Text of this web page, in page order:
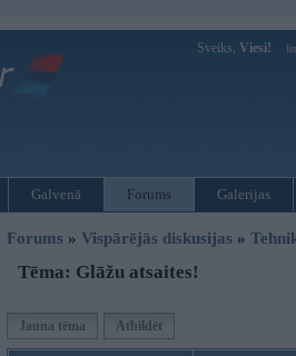
Sveiks, Viesi!
Galvenā Forums Galerijas
Forums » Vispārējās diskusijas »
Tēma: Glāžu atsaites!
Jauna tēma Atbildēt